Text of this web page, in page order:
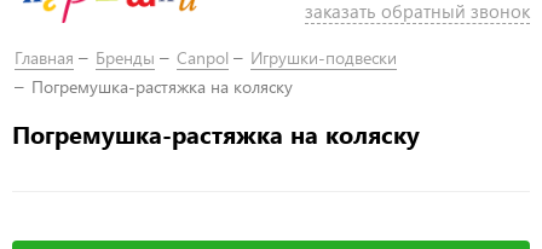
заказать обратный звонок
Главная Бренды Canpol
Игрушки-подвески
Погремушка-растяжка на коляску
Погремушка-растяжка на коляску